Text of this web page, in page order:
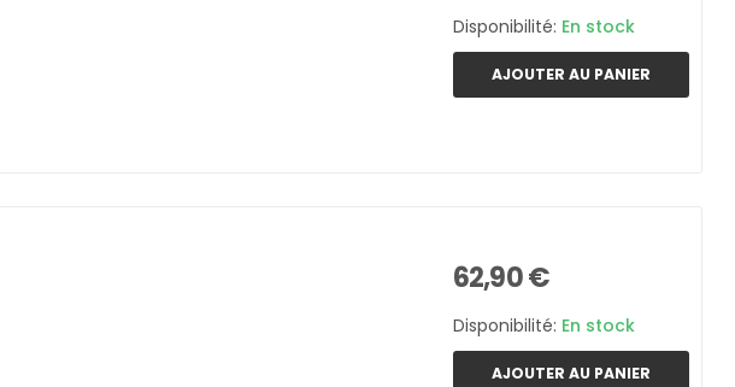
Disponibilité: En stock
AJOUTER AU PANIER
62,90 €
Disponibilité: En stock
AJOUTER AU PANIER